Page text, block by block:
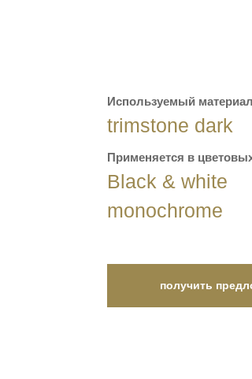
получить
Black & white
Применяется в
monochrome
trimstone dark
Используемый